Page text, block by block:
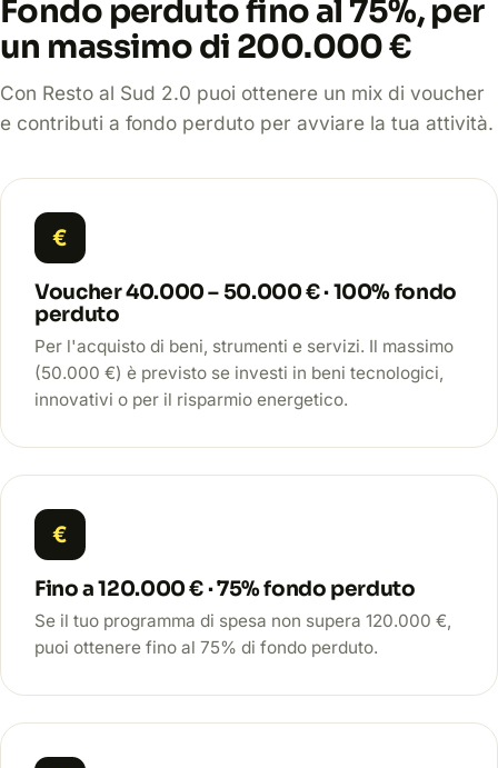
Fondo perduto fino al 75%, per
un massimo di 200.000 €
Con Resto al Sud 2.0 puoi ottenere un mix di voucher
e contributi a fondo perduto per avviare la tua attività.
€
Voucher 40.000 – 50.000 € · 100% fondo
perduto
Per l'acquisto di beni, strumenti e servizi. Il massimo
(50.000 €) è previsto se investi in beni tecnologici,
innovativi o per il risparmio energetico.
€
Fino a 120.000 € · 75% fondo perduto
Se il tuo programma di spesa non supera 120.000 €,
puoi ottenere fino al 75% di fondo perduto.